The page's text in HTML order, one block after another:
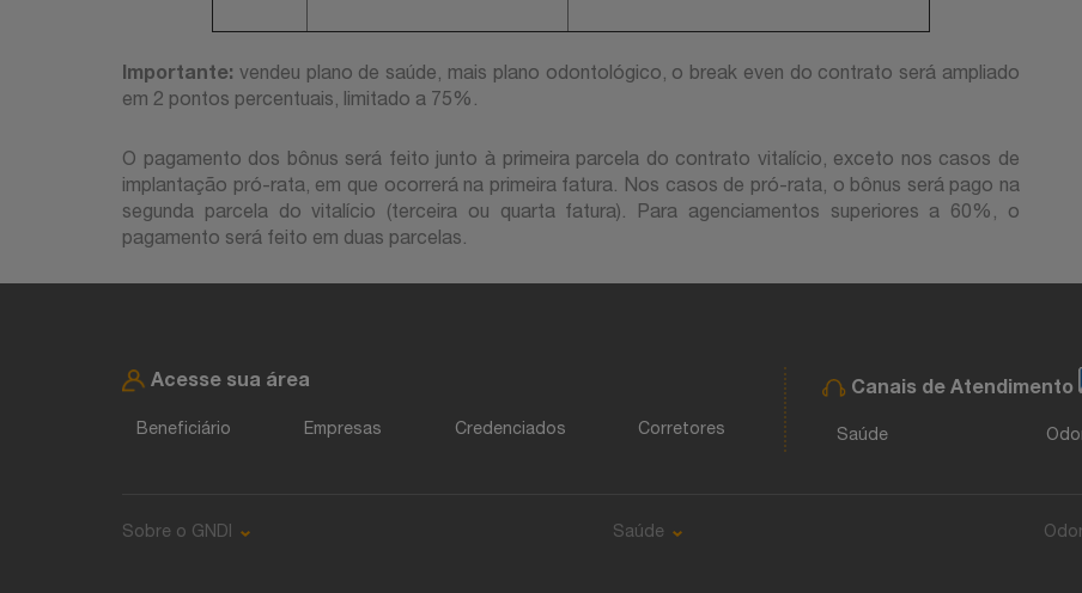
Importante: vendeu plano de saúde, mais plano odontológico, o break even do contrato será ampliado
em 2 pontos percentuais, limitado a 75%.
O pagamento dos bônus será feito junto à primeira parcela do contrato vitalício, exceto nos casos de
implantação pró-rata, em que ocorrerá na primeira fatura. Nos casos de pró-rata, o bônus será pago na
segunda parcela do vitalício (terceira ou quarta fatura). Para agenciamentos superiores a 60%, o
pagamento será feito em duas parcelas.
Acesse sua área
Beneficiário Empresas Credenciados Corretores
Canais de Atendimento
Saúde
Sobre o GNDI Saúde